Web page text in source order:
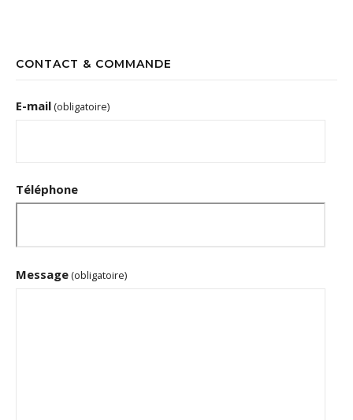
CONTACT & COMMANDE
E-mail (obligatoire)
Téléphone
Message (obligatoire)